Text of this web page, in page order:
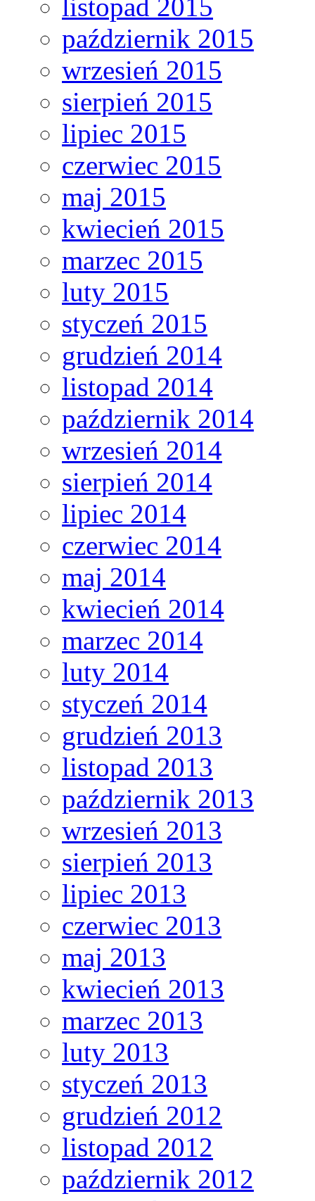
listopad 2015
październik 2015
wrzesień 2015
sierpień 2015
lipiec 2015
czerwiec 2015
maj 2015
kwiecień 2015
marzec 2015
luty 2015
styczeń 2015
grudzień 2014
listopad 2014
październik 2014
wrzesień 2014
sierpień 2014
lipiec 2014
czerwiec 2014
maj 2014
kwiecień 2014
marzec 2014
luty 2014
styczeń 2014
grudzień 2013
listopad 2013
październik 2013
wrzesień 2013
sierpień 2013
lipiec 2013
czerwiec 2013
maj 2013
kwiecień 2013
marzec 2013
luty 2013
styczeń 2013
grudzień 2012
listopad 2012
październik 2012